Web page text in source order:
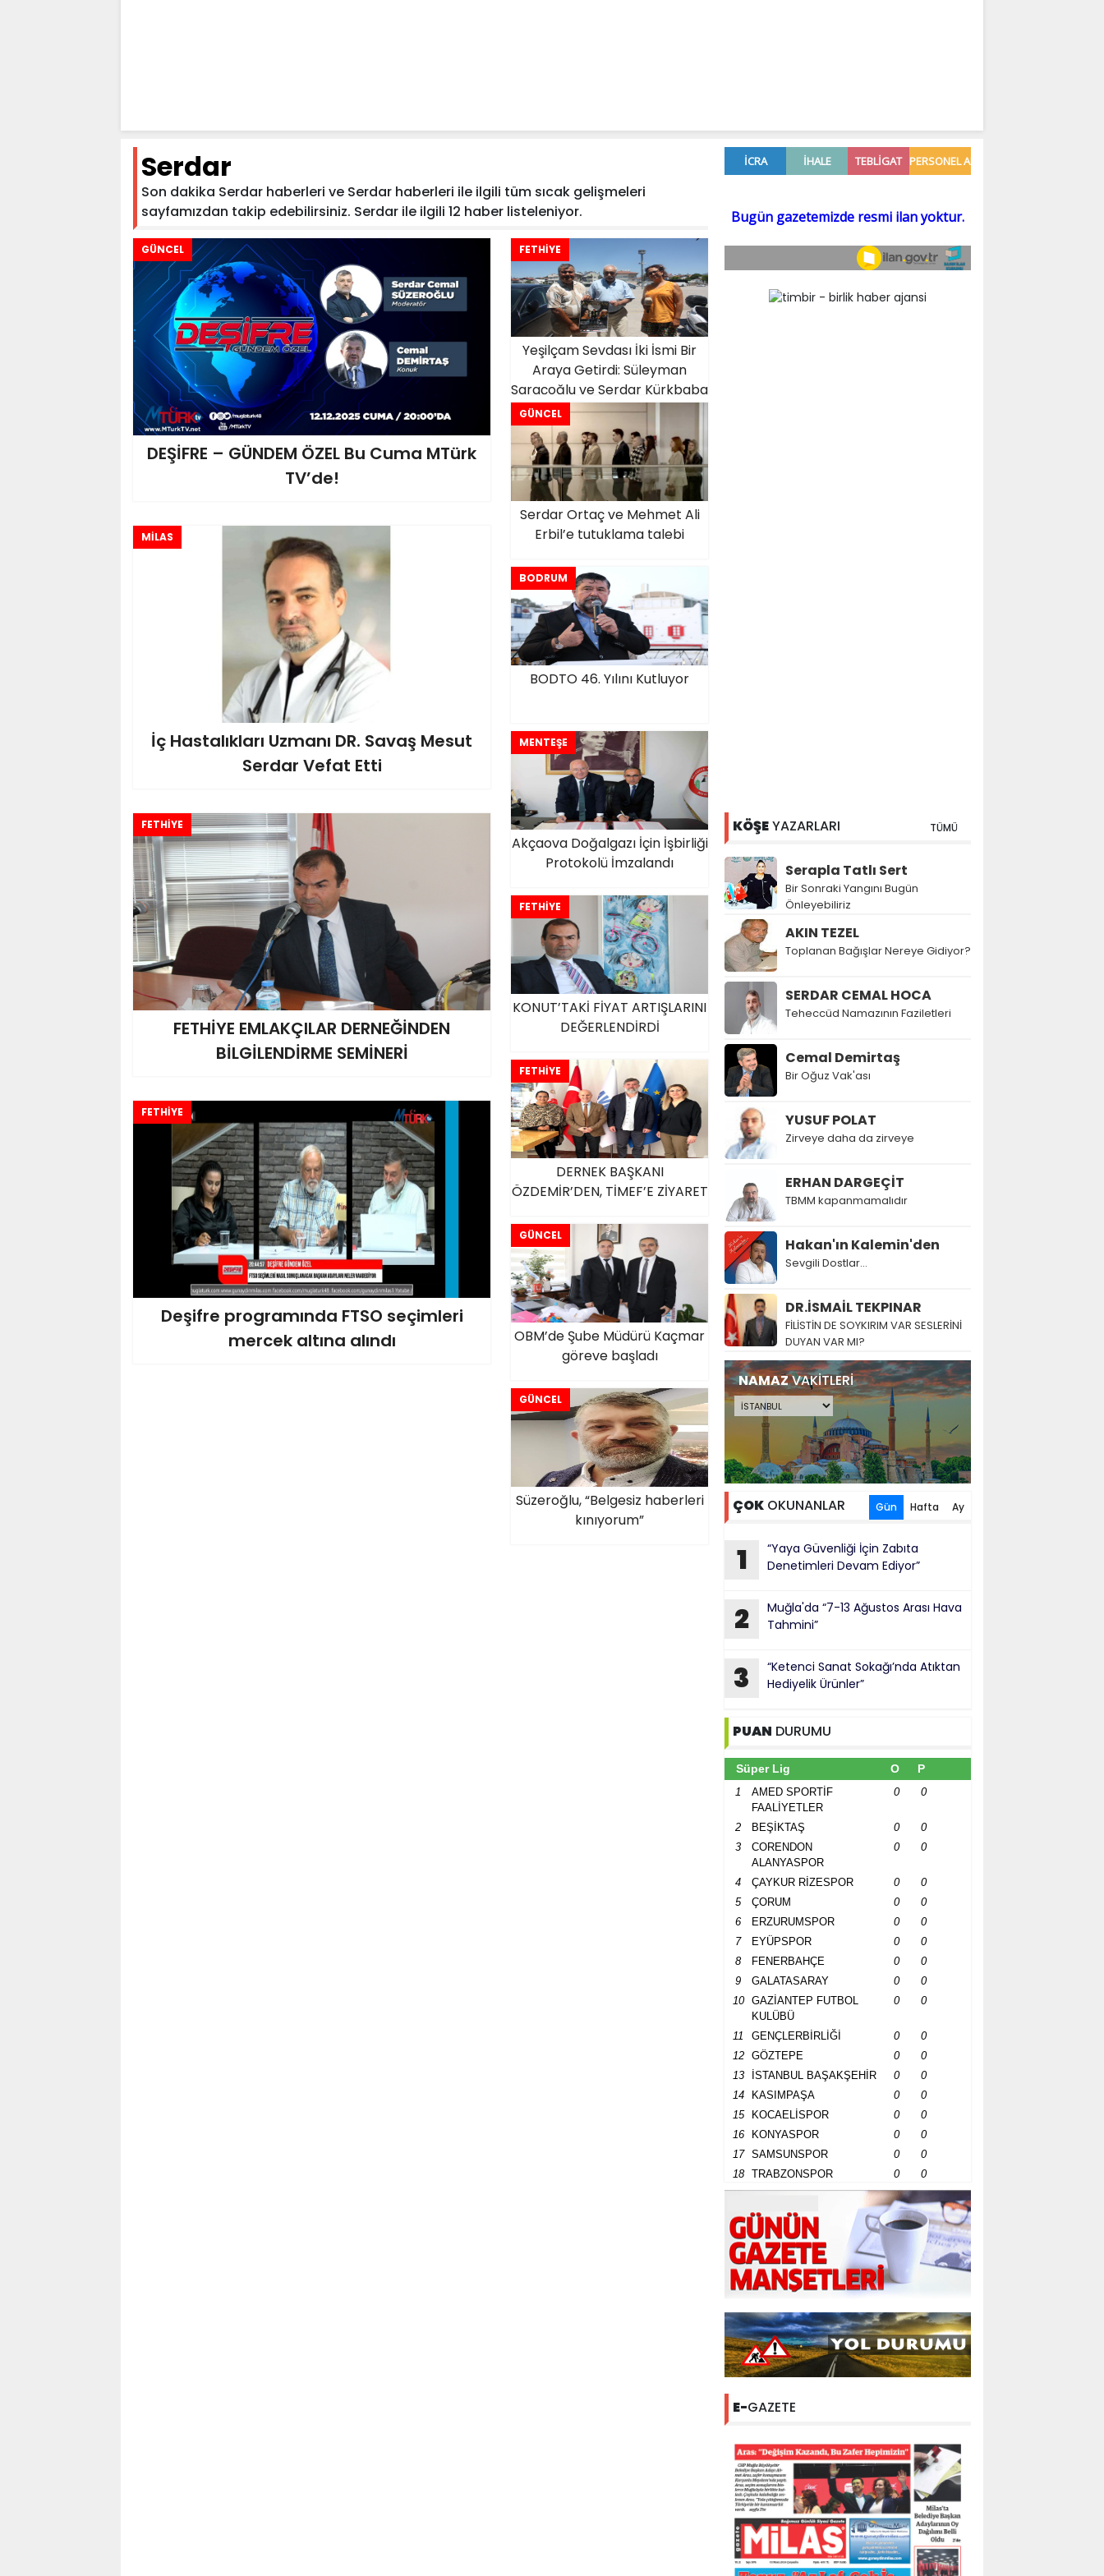
Serdar
Son dakika Serdar haberleri ve Serdar haberleri ile ilgili tüm sıcak gelişmeleri
sayfamızdan takip edebilirsiniz. Serdar ile ilgili 12 haber listeleniyor.
GÜNCEL
DEŞİFRE – GÜNDEM ÖZEL Bu Cuma MTürk
TV’de!
FETHİYE
Yeşilçam Sevdası İki İsmi Bir
Araya Getirdi: Süleyman
Saraçoğlu ve Serdar Kürkbaba
GÜNCEL
Serdar Ortaç ve Mehmet Ali
Erbil’e tutuklama talebi
MİLAS
İç Hastalıkları Uzmanı DR. Savaş Mesut
Serdar Vefat Etti
BODRUM
BODTO 46. Yılını Kutluyor
MENTEŞE
Akçaova Doğalgazı İçin İşbirliği
Protokolü İmzalandı
FETHİYE
FETHİYE EMLAKÇILAR DERNEĞİNDEN
BİLGİLENDİRME SEMİNERİ
FETHİYE
KONUT’TAKİ FİYAT ARTIŞLARINI
DEĞERLENDİRDİ
FETHİYE
DERNEK BAŞKANI
ÖZDEMİR’DEN, TİMEF’E ZİYARET
FETHİYE
Deşifre programında FTSO seçimleri
mercek altına alındı
GÜNCEL
OBM’de Şube Müdürü Kaçmar
göreve başladı
GÜNCEL
Süzeroğlu, “Belgesiz haberleri
kınıyorum”
KÖŞEYAZARLARI TÜMÜ
Serapla Tatlı Sert
Bir Sonraki Yangını Bugün
Önleyebiliriz
AKIN TEZEL
Toplanan Bağışlar Nereye Gidiyor?
SERDAR CEMAL HOCA
Teheccüd Namazının Faziletleri
Cemal Demirtaş
Bir Oğuz Vak'ası
YUSUF POLAT
Zirveye daha da zirveye
ERHAN DARGEÇİT
TBMM kapanmamalıdır
Hakan'ın Kalemin'den
Sevgili Dostlar...
DR.İSMAİL TEKPINAR
FİLİSTİN DE SOYKIRIM VAR SESLERİNİ
DUYAN VAR MI?
NAMAZVAKİTLERİ
ÇOK OKUNANLAR Gün Hafta Ay
1
“Yaya Güvenliği İçin Zabıta
Denetimleri Devam Ediyor”
2
Muğla'da “7-13 Ağustos Arası Hava
Tahmini”
3
“Ketenci Sanat Sokağı’nda Atıktan
Hediyelik Ürünler”
PUAN DURUMU
Süper Lig O P
1
AMED SPORTİF
FAALİYETLER
0 0
2 BEŞİKTAŞ 0
0
3
CORENDON
ALANYASPOR
0 0
4 ÇAYKUR RİZESPOR 0
0
5
ÇORUM 0
0
6
ERZURUMSPOR 0
0
7
EYÜPSPOR 0
0
8
FENERBAHÇE 0
0
9
GALATASARAY 0
0
10
GAZİANTEP FUTBOL
KULÜBÜ
0 0
11 GENÇLERBİRLİĞİ 0
0
12
GÖZTEPE 0
0
13
İSTANBUL BAŞAKŞEHİR 0
0
14
KASIMPAŞA 0
0
15
KOCAELİSPOR 0
0
16
KONYASPOR 0
0
17
SAMSUNSPOR 0
0
18
TRABZONSPOR 0 0
E-GAZETE